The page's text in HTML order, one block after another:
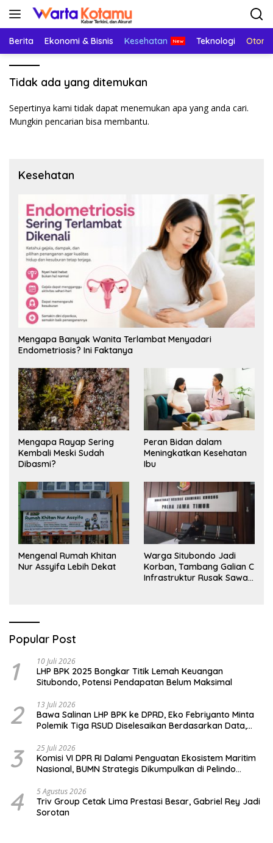
Langsung
Berita Ekonomi & Bisnis Kesehatan Teknologi
Tidak ada yang ditemukan
Sepertinya kami tidak dapat menemukan apa yang anda cari.
Mungkin pencarian bisa membantu.
Kesehatan
Mengapa Banyak Wanita Terlambat Menyadari
Endometriosis? Ini Faktanya
Mengapa Rayap Sering
Kembali Meski Sudah
Dibasmi?
Peran Bidan dalam
Meningkatkan Kesehatan
Ibu
Mengenal Rumah Khitan
Nur Assyifa Lebih Dekat
Warga Situbondo Jadi
Korban, Tambang Galian C
Infrastruktur Rusak Sawah
Popular Post
1 10 Juli 2026
LHP BPK 2025 Bongkar Titik Lemah Keuangan
Situbondo, Potensi Pendapatan Belum Maksimal
2 13 Juli 2026
Bawa Salinan LHP BPK ke DPRD, Eko Febriyanto Minta
Polemik Tiga RSUD Diselesaikan Berdasarkan Data,
3 25 Juli 2026
Komisi VI DPR RI Dalami Penguatan Ekosistem Maritim
Nasional, BUMN Strategis Dikumpulkan di Pelindo
4 5 Agustus 2026
Triv Group Cetak Lima Prestasi Besar, Gabriel Rey Jadi
Sorotan